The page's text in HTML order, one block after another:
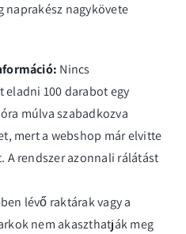
naprakész nagykövete
Nincs
100 darabot egy
múlva szabadkozva
mert a webshop már elvitte
A rendszer azonnali rálátást
lévő raktárak vagy a
nem akaszthatják meg